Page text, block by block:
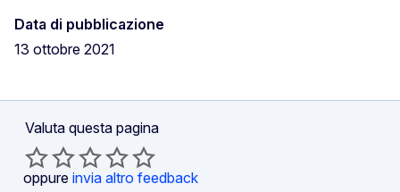
Data di pubblicazione
13 ottobre 2021
Valuta questa pagina
oppure invia altro feedback